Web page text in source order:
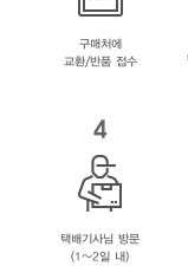
구매처에
교환/반품 접수
4
택배기사님 방문
(1~2일 내)